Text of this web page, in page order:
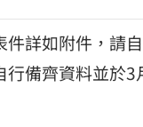
詳如附件，請
備齊資料並於3